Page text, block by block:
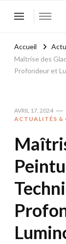
Accueil
Maîtrise des
Profondeur et
AVRIL 17, 2024
ACTUALITÉS &